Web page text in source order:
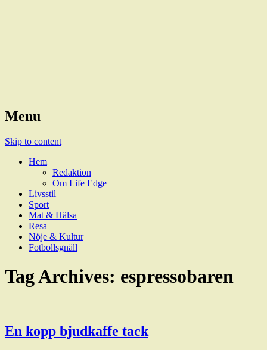
Menu
Skip to content
Hem
Redaktion
Om Life Edge
Livsstil
Sport
Mat & Hälsa
Resa
Nöje & Kultur
Fotbollsgnäll
Tag Archives: espressobaren
En kopp bjudkaffe tack